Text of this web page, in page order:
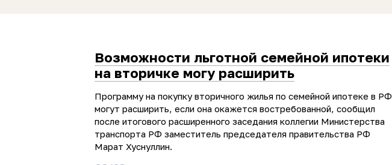
Возможности льготной семейной ипотеки
на вторичке могу расширить
Программу на покупку вторичного жилья по семейной ипотеке в РФ
могут расширить, если она окажется востребованной, сообщил
после итогового расширенного заседания коллегии Министерства
транспорта РФ заместитель председателя правительства РФ
Марат Хуснуллин.